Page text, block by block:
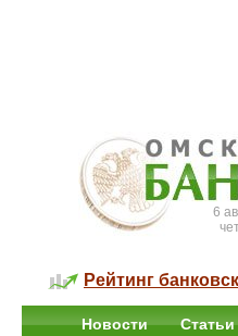
6
Рейтинг
Новости Статьи